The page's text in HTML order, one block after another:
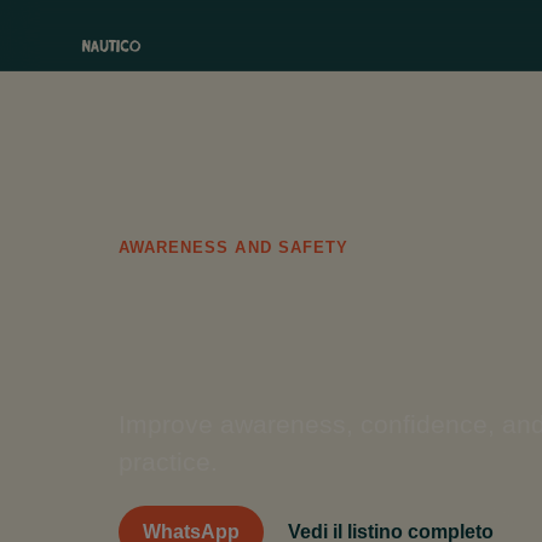
AWARENESS AND SAFETY
WhatsApp Vedi il listino completo